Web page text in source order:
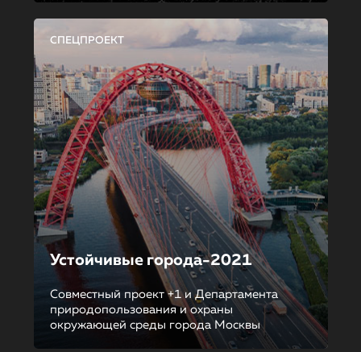
СПЕЦПРОЕКТ
Устойчивые города-2021
Совместный проект +1 и Департамента
природопользования и охраны
окружающей среды города Москвы